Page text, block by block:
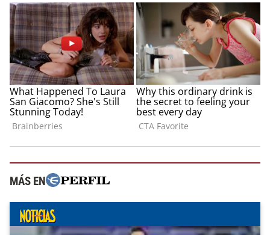
MÁS EN